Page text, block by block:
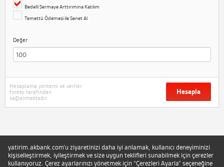
Bedelli Sermaye Arttırımına Katılım
Temettü Ödemesi ile Senet Al
Değer
Hesaplama yöntemi ve veriler
foreks tarafından
sağlanmaktadır.
Hesapla